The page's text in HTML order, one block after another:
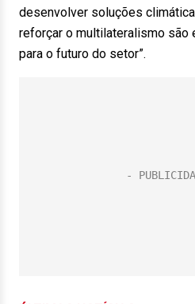
desenvolver soluções
reforçar o multilateralismo são
para o futuro do setor”.